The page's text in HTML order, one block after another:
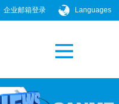
Languages
企业邮箱登录